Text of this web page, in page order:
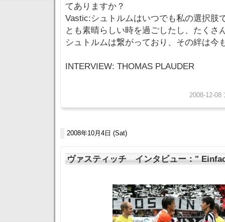
てありますか？
Vastic:シュトルムはいつでも私の選択肢
とも素晴らしい時を過ごしたし、たくさ
シュトルムは繋がっており、その絆は今
INTERVIEW: THOMAS PLAUDER
2008-12-08
2008年10月4日 (Sat)
ヴァスティッチ インタビュー："